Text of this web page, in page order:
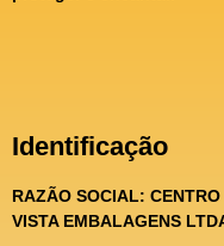
Identificação
RAZÃO SOCIAL:
VISTA EMBALAGENS